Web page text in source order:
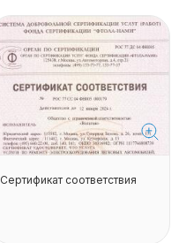
Сертификат соответствия